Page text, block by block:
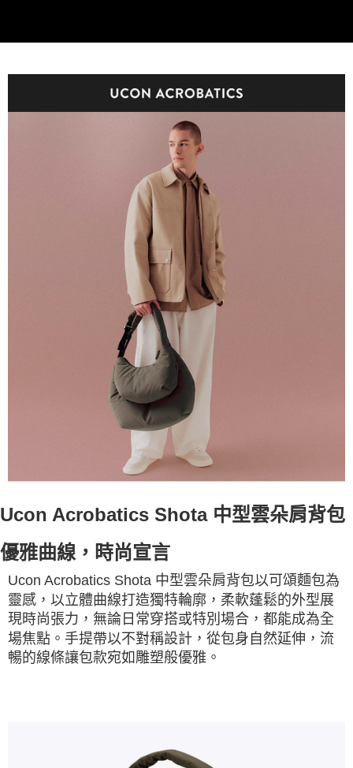
Ucon Acrobatics Shota 中型雲朵肩背包
優雅曲線，時尚宣言
Ucon Acrobatics Shota 中型雲朵肩背包以可頌麵包為
靈感，以立體曲線打造獨特輪廓，柔軟蓬鬆的外型展
現時尚張力，無論日常穿搭或特別場合，都能成為全
場焦點。手提帶以不對稱設計，從包身自然延伸，流
暢的線條讓包款宛如雕塑般優雅。